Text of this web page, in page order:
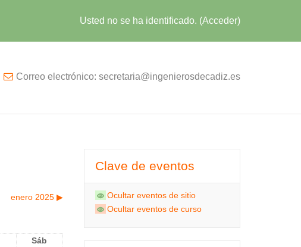
Usted no se ha identificado. (Acceder)
Correo electrónico: secretaria@ingenierosdecadiz.es
enero 2025 ▶︎
Sáb
Clave de eventos
Ocultar eventos de sitio
Ocultar eventos de curso